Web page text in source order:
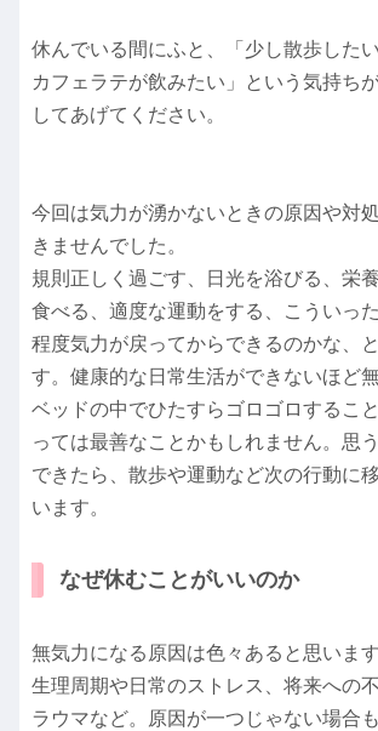
休んでいる間にふと、「少し散歩した
カフェラテが飲みたい」という気持ち
してあげてください。
今回は気力が湧かないときの原因や対
きませんでした。
規則正しく過ごす、日光を浴びる、栄
食べる、適度な運動をする、こういっ
程度気力が戻ってからできるのかな、
す。健康的な日常生活ができないほど
ベッドの中でひたすらゴロゴロするこ
っては最善なことかもしれません。思
できたら、散歩や運動など次の行動に
います。
なぜ休むことがいいのか
無気力になる原因は色々あると思います
生理周期や日常のストレス、将来への
ラウマなど。原因が一つじゃない場合